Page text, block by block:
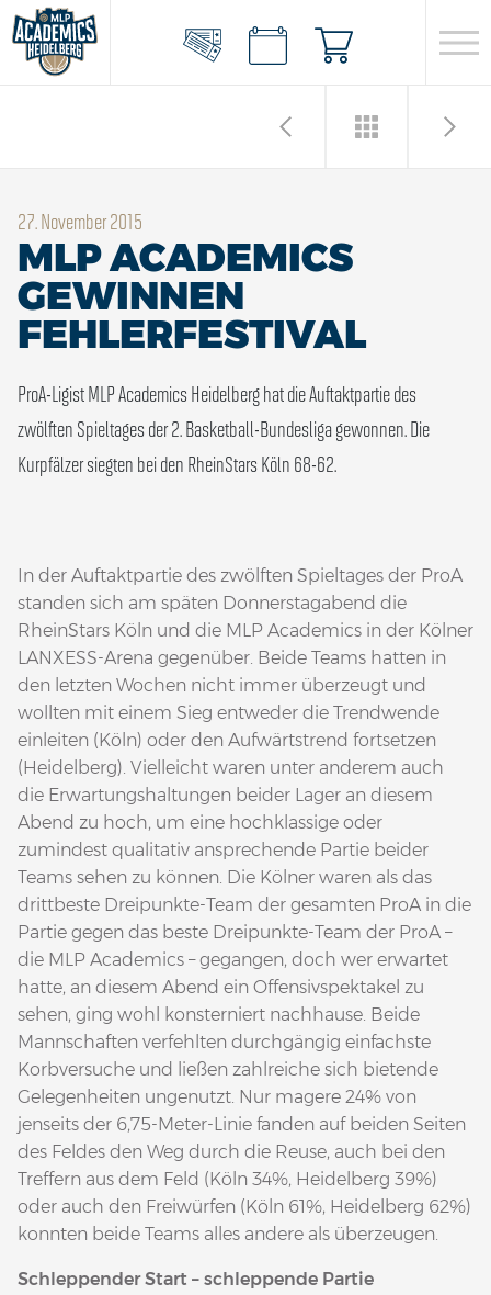
27. November 2015
MLP ACADEMICS
GEWINNEN
FEHLERFESTIVAL
ProA-Ligist MLP Academics Heidelberg hat die Auftaktpartie des
zwölften Spieltages der 2. Basketball-Bundesliga gewonnen. Die
Kurpfälzer siegten bei den RheinStars Köln 68-62.
In der Auftaktpartie des zwölften Spieltages der ProA
standen sich am späten Donnerstagabend die
RheinStars Köln und die MLP Academics in der Kölner
LANXESS-Arena gegenüber. Beide Teams hatten in
den letzten Wochen nicht immer überzeugt und
wollten mit einem Sieg entweder die Trendwende
einleiten (Köln) oder den Aufwärtstrend fortsetzen
(Heidelberg). Vielleicht waren unter anderem auch
die Erwartungshaltungen beider Lager an diesem
Abend zu hoch, um eine hochklassige oder
zumindest qualitativ ansprechende Partie beider
Teams sehen zu können. Die Kölner waren als das
drittbeste Dreipunkte-Team der gesamten ProA in die
Partie gegen das beste Dreipunkte-Team der ProA –
die MLP Academics – gegangen, doch wer erwartet
hatte, an diesem Abend ein Offensivspektakel zu
sehen, ging wohl konsterniert nachhause. Beide
Mannschaften verfehlten durchgängig einfachste
Korbversuche und ließen zahlreiche sich bietende
Gelegenheiten ungenutzt. Nur magere 24% von
jenseits der 6,75-Meter-Linie fanden auf beiden Seiten
des Feldes den Weg durch die Reuse, auch bei den
Treffern aus dem Feld (Köln 34%, Heidelberg 39%)
oder auch den Freiwürfen (Köln 61%, Heidelberg 62%)
konnten beide Teams alles andere als überzeugen.
Schleppender Start – schleppende Partie